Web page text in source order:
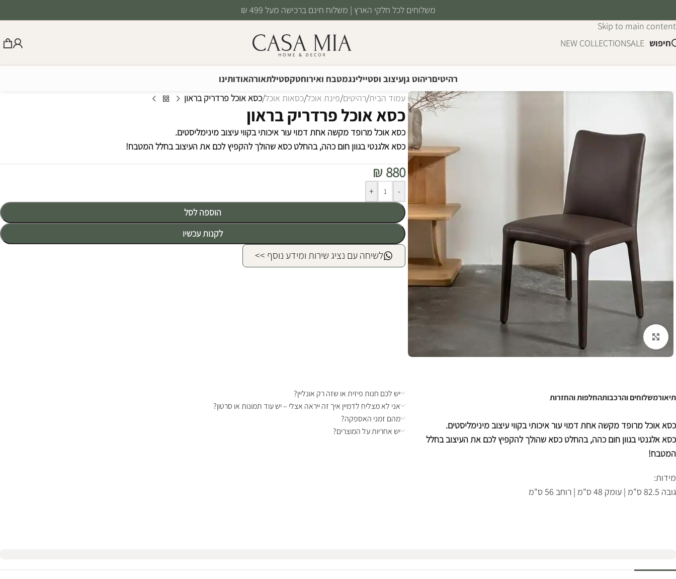
Skip to main content
משלוחים לכל חלקי הארץ | משלוח חינם ברכישה מעל 499 ₪
חיפוש SALE
NEW COLLECTION
רהיטיםריהוט גןעיצוב וסטיילינגמטבח ואירוחטקסטילתאורהאודותינו
עמוד הבית/רהיטים/פינת אוכל/כסאות אוכל/כסא אוכל פרדריק בראון
כסא אוכל פרדריק בראון
כסא אוכל מרופד מקשה אחת דמוי עור איכותי בקווי עיצוב מינימליסטים.
כסא אלגנטי בגוון חום כהה, בהחלט כסא שהולך להקפיץ לכם את העיצוב בחלל המטבח!
₪ 880
-
+
הוספה לסל
לקנות עכשיו
Alternative:
לשיחה עם נציג שירות ומידע נוסף >>
תיאורמשלוחים והרכבותהחלפות והחזרות
כסא אוכל מרופד מקשה אחת דמוי עור איכותי בקווי עיצוב מינימליסטים.
כסא אלגנטי בגוון חום כהה, בהחלט כסא שהולך להקפיץ לכם את העיצוב בחלל
המטבח!
מידות:
גובה 82.5 ס"מ | עומק 48 ס"מ | רוחב 56 ס"מ
יש לכם חנות פיזית או שזה רק אונליין?
אני לא מצליח לדמיין איך זה ייראה אצלי – יש עוד תמונות או סרטון?
מהם זמני האספקה?
יש אחריות על המוצרים?